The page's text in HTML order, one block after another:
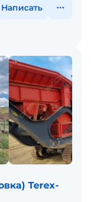
Написать
Terex-